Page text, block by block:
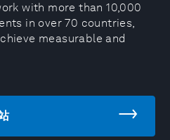
with more than 10,000
in over 70 countries,
measurable and